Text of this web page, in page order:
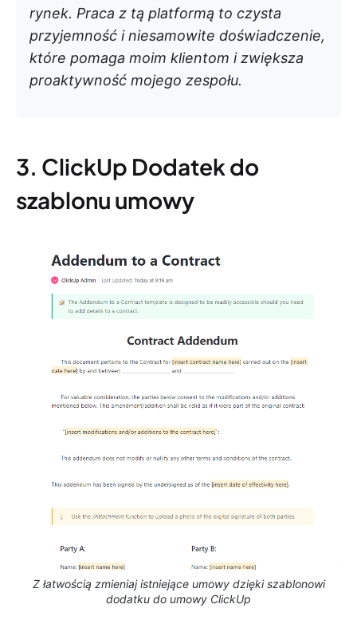
rynek. Praca z tą platformą to czysta
przyjemność i niesamowite doświadczenie,
które pomaga moim klientom i zwiększa
proaktywność mojego zespołu.
3. ClickUp Dodatek do
szablonu umowy
Z łatwością zmieniaj istniejące umowy dzięki szablonowi
dodatku do umowy ClickUp